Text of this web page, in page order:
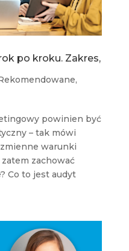
po kroku. Zakres,
,
powinien być
– tak mówi
warunki
zachować
Co to jest audyt